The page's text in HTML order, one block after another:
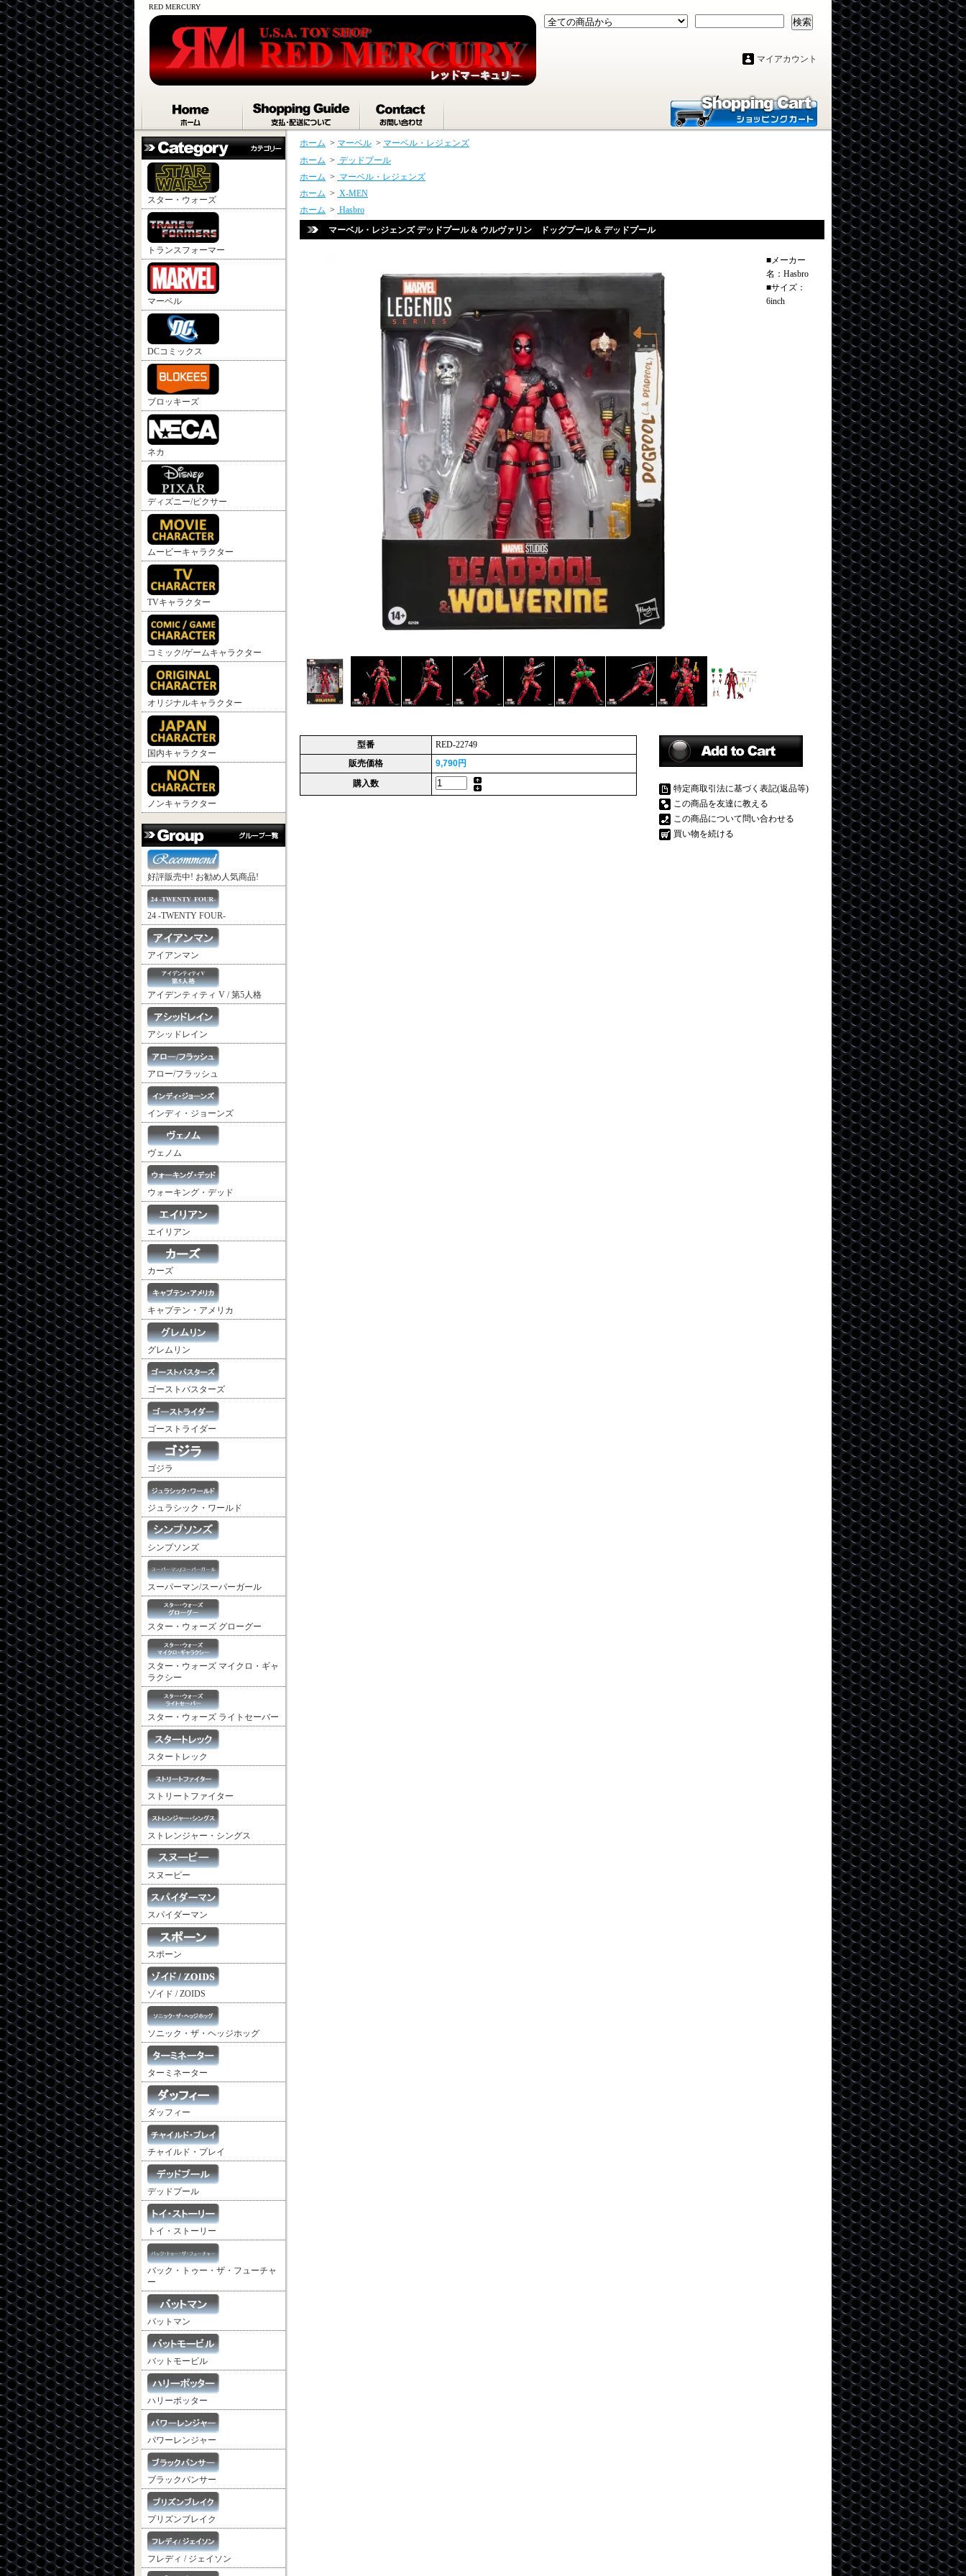
RED MERCURY
検索
マイアカウント
スター・ウォーズ
トランスフォーマー
マーベル
DCコミックス
ブロッキーズ
ネカ
ディズニー/ピクサー
ムービーキャラクター
TVキャラクター
コミック/ゲームキャラクター
オリジナルキャラクター
国内キャラクター
ノンキャラクター
好評販売中! お勧め人気商品!
24 -TWENTY FOUR-
アイアンマン
アイデンティティ V / 第5人格
アシッドレイン
アロー/フラッシュ
インディ・ジョーンズ
ヴェノム
ウォーキング・デッド
エイリアン
カーズ
キャプテン・アメリカ
グレムリン
ゴーストバスターズ
ゴーストライダー
ゴジラ
ジュラシック・ワールド
シンプソンズ
スーパーマン/スーパーガール
スター・ウォーズ グローグー
スター・ウォーズ マイクロ・ギャ
ラクシー
スター・ウォーズ ライトセーバー
スタートレック
ストリートファイター
ストレンジャー・シングス
スヌーピー
スパイダーマン
スポーン
ゾイド / ZOIDS
ソニック・ザ・ヘッジホッグ
ターミネーター
ダッフィー
チャイルド・プレイ
デッドプール
トイ・ストーリー
バック・トゥー・ザ・フューチャ
ー
バットマン
バットモービル
ハリーポッター
パワーレンジャー
ブラックパンサー
プリズンブレイク
フレディ / ジェイソン
ホーム > マーベル > マーベル・レジェンズ
ホーム > デッドプール
ホーム > マーベル・レジェンズ
ホーム > X-MEN
ホーム > Hasbro
マーベル・レジェンズ デッドプール & ウルヴァリン ドッグプール & デッドプール
■メーカー
名：Hasbro
■サイズ：
6inch
型番
RED-22749
販売価格
9,790円
購入数
特定商取引法に基づく表記(返品等)
この商品を友達に教える
この商品について問い合わせる
買い物を続ける